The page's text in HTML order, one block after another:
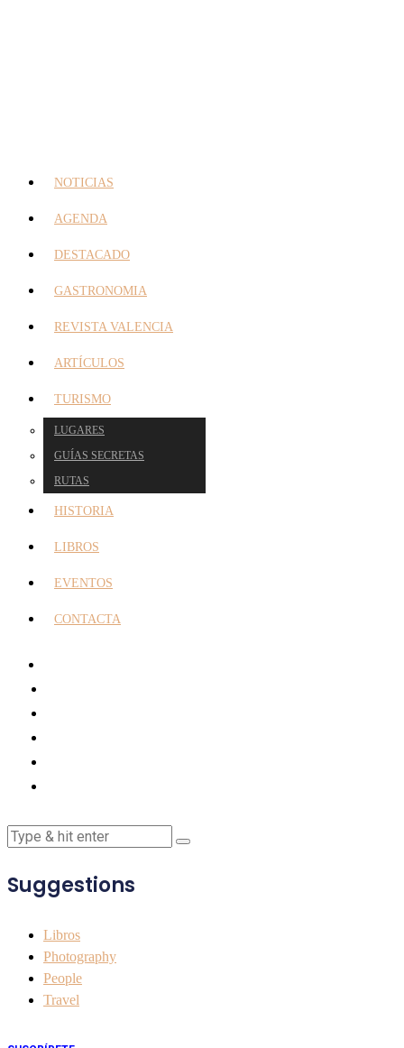
NOTICIAS
AGENDA
DESTACADO
GASTRONOMIA
REVISTA VALENCIA
ARTÍCULOS
TURISMO
LUGARES
GUÍAS SECRETAS
RUTAS
HISTORIA
LIBROS
EVENTOS
CONTACTA
Suggestions
Libros
Photography
People
Travel